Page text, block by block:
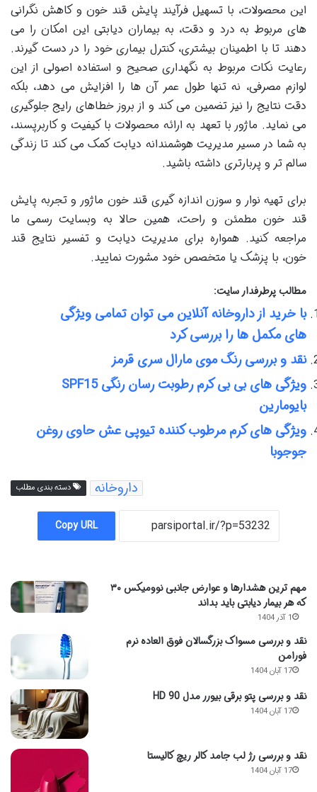
این محصولات، با تسهیل فرآیند پایش قند خون و کاهش نگرانی
های مربوط به درد و دقت، به بیماران دیابتی این امکان را می
دهند تا با اطمینان بیشتری، کنترل بیماری خود را در دست گیرند.
رعایت نکات مربوط به نگهداری صحیح و استفاده اصولی از این
لوازم مصرفی، نه تنها طول عمر آن ها را افزایش می دهد، بلکه
دقت نتایج را نیز تضمین می کند و از بروز خطاهای رایج جلوگیری
می نماید. ماژور با تعهد به ارائه محصولات با کیفیت و کاربرپسند،
به شما در مسیر مدیریت هوشمندانه دیابت کمک می کند تا زندگی
سالم تر و پربارتری داشته باشید.
برای تهیه نوار و سوزن اندازه گیری قند خون ماژور و تجربه پایش
قند خون مطمئن و راحت، همین حالا به وبسایت رسمی ما
مراجعه کنید. همواره برای مدیریت دیابت و تفسیر نتایج قند
خون، با پزشک یا متخصص خود مشورت نمایید.
مطالب پرطرفدار سایت:
با خرید از داروخانه آنلاین می توان تمامی ویژگی
های مکمل ها را بررسی کرد
نقد و بررسی رنگ موی مارال سری قرمز
ویژگی های بی بی کرم رطوبت رسان رنگی SPF15
بایومارین
ویژگی های کرم مرطوب کننده تیوپی عش حاوی روغن
جوجوبا
دسته بندی مطلب داروخانه
Copy URL
مهم ترین هشدارها و عوارض جانبی نوومیکس ۳۰
که هر بیمار دیابتی باید بداند
1 آذر 1404
نقد و بررسی مسواک بزرگسالان فوق العاده نرم
فورامن
17 آبان 1404
نقد و بررسی پتو برقی بیورر مدل HD 90
17 آبان 1404
نقد و بررسی رژ لب جامد کالر ریچ کالیستا
17 آبان 1404